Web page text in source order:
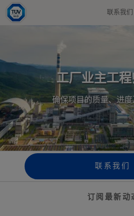
联系我们
工厂业主工
确保项目的质量、进
联系我们
订阅最新动